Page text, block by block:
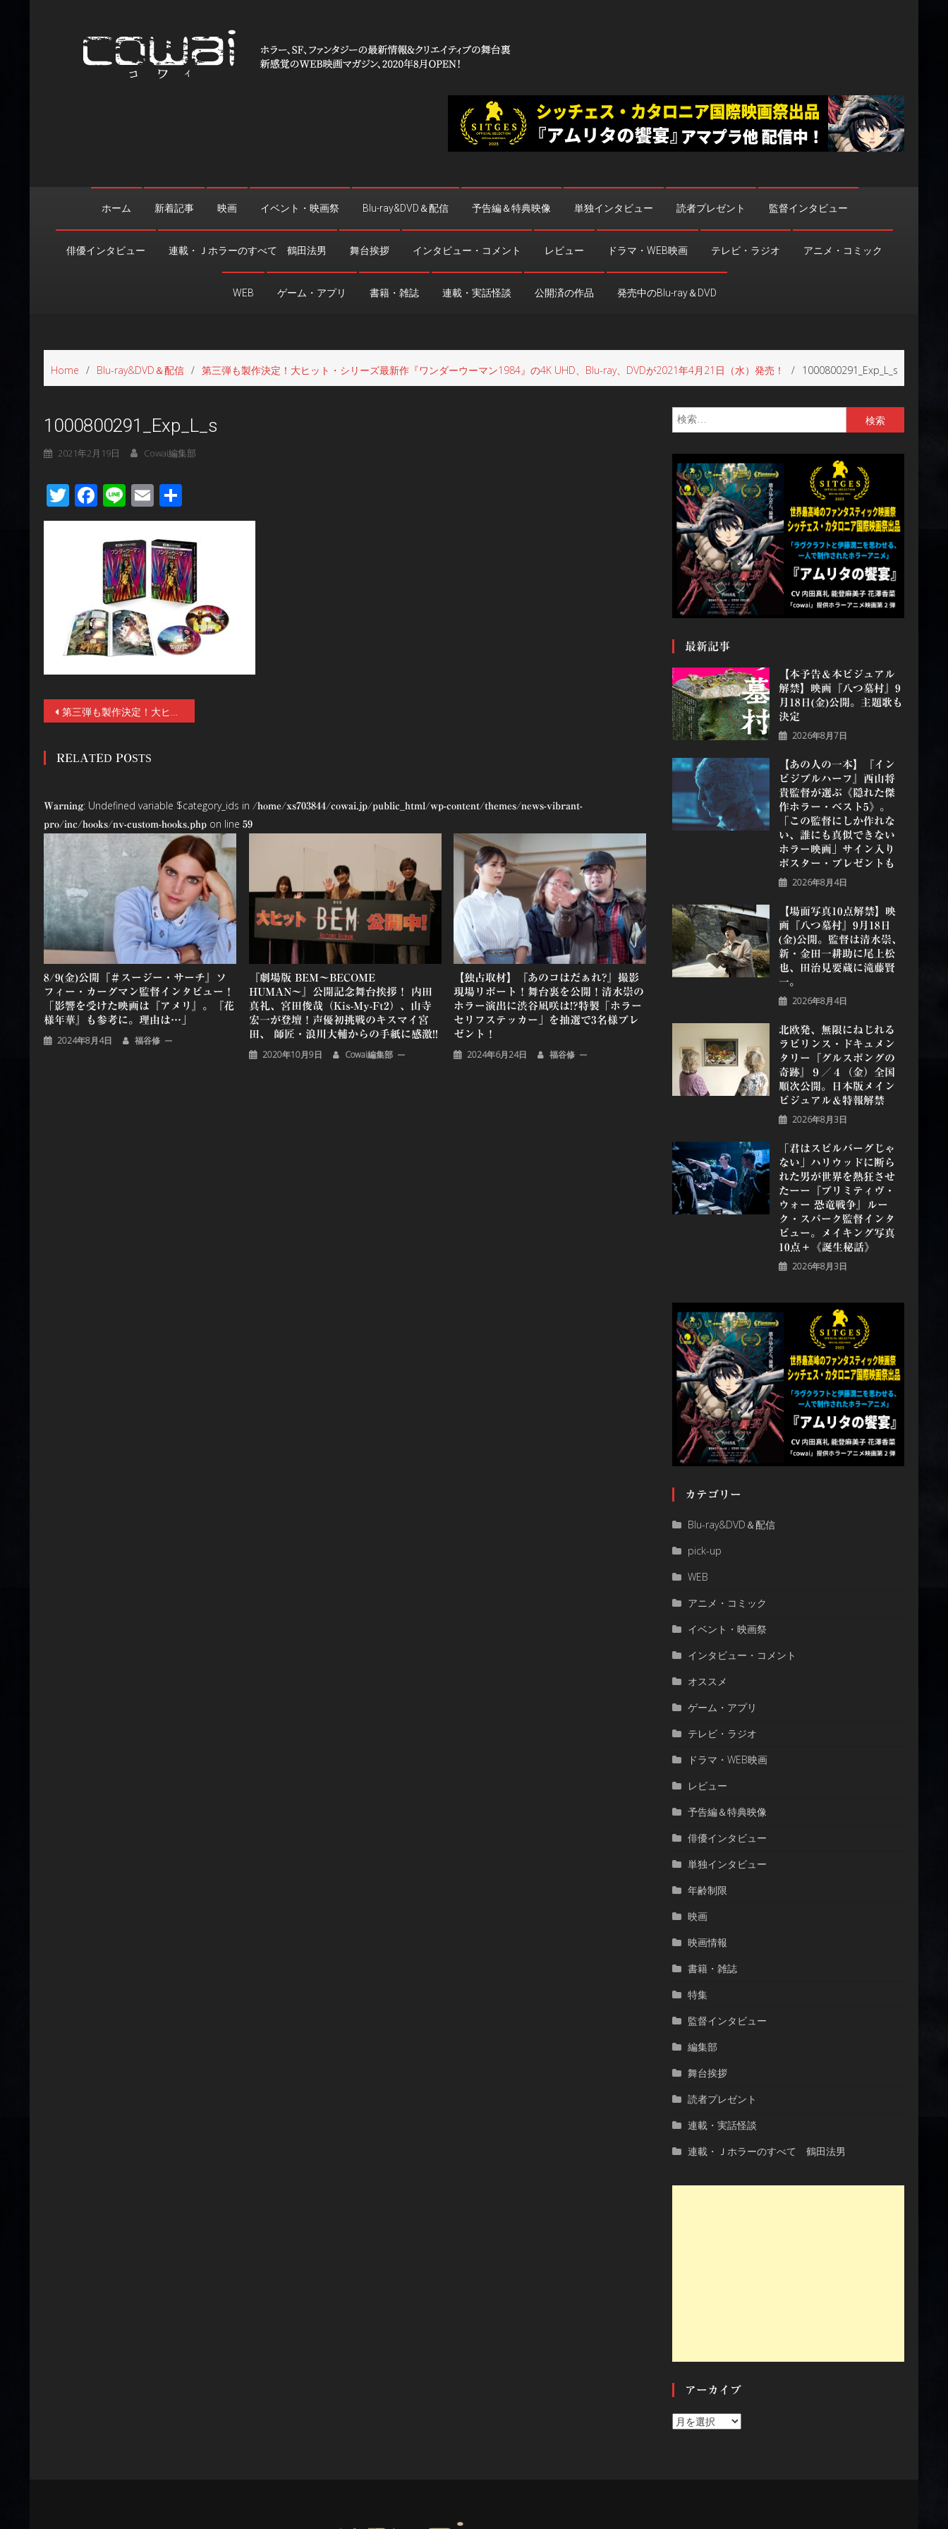
ホーム 新着記事 映画 イベント・映画祭 Blu-ray&DVD＆配信 予告編＆特典映像 単独インタビュー 読者プレゼント 監督インタビュー
俳優インタビュー 連載・Ｊホラーのすべて 鶴田法男 舞台挨拶 インタビュー・コメント レビュー ドラマ・WEB映画 テレビ・ラジオ アニメ・コミック
WEB ゲーム・アプリ 書籍・雑誌 連載・実話怪談 公開済の作品 発売中のBlu-ray＆DVD
Home Blu-ray&DVD＆配信 第三弾も製作決定！大ヒット・シリーズ最新作『ワンダーウーマン1984』の4K UHD、Blu-ray、DVDが2021年4月21日（水）発売！ 1000800291_Exp_L_s
1000800291_Exp_L_s
2021年2月19日 Cowai編集部
Twitter
Facebook
LineEmail
有
投
ナ
ゲ
ー
シ
ョ
ン
第三弾も製作決定！大ヒット・シリーズ最新作『ワンダーウーマン1984』の4K UHD、Blu-ray、DVDが2021年4月21日（水）発売！
RELATED POSTS
Warning: Undefined variable $category_ids in /home/xs703844/cowai.jp/public_html/wp-content/themes/news-vibrant-
pro/inc/hooks/nv-custom-hooks.php on line 59
8/9(金)公開『＃スージー・サーチ』ソ
フィー・カーグマン監督インタビュー！
「影響を受けた映画は『アメリ』。『花
様年華』も参考に。理由は…」
2024年8月4日 福谷修
『劇場版 BEM〜BECOME
HUMAN〜』公開記念舞台挨拶！ 内田
真礼、宮田俊哉（Kis-My-Ft2）、山寺
宏一が登壇！声優初挑戦のキスマイ宮
田、 師匠・浪川大輔からの手紙に感激!!
2020年10月9日 Cowai編集部
【独占取材】『あのコはだぁれ?』撮影
現場リポート！舞台裏を公開！清水崇の
ホラー演出に渋谷凪咲は!?特製「ホラー
セリフステッカー」を抽選で3名様プレ
ゼント！
2024年6月24日 福谷修
索:
最新記事
【本予告＆本ビジュアル
解禁】映画『八つ墓村』9
月18日(金)公開。主題歌も
決定
2026年8月7日
【あの人の一本】『イン
ビジブルハーフ』⻄⼭将
貴監督が選ぶ《隠れた傑
作ホラー・ベスト5》。
「この監督にしか作れな
い、誰にも真似できない
ホラー映画」サイン入り
ポスター・プレゼントも
2026年8月4日
【場面写真10点解禁】映
画『八つ墓村』9月18日
(金)公開。監督は清水崇、
新・金田一耕助に尾上松
也、田治見要蔵に滝藤賢
一。
2026年8月4日
北欧発、無限にねじれる
ラビリンス・ドキュメン
タリー『グルスポングの
奇跡』９／４（金）全国
順次公開。日本版メイン
ビジュアル＆特報解禁
2026年8月3日
「君はスピルバーグじゃ
ない」ハリウッドに断ら
れた男が世界を熱狂させ
たーー『プリミティヴ・
ウォー 恐⻯戦争』ルー
ク・スパーク監督インタ
ビュー。メイキング写真
10点＋《誕⽣秘話》
2026年8月3日
カテゴリー
Blu-ray&DVD＆配信
pick-up
WEB
アニメ・コミック
イベント・映画祭
インタビュー・コメント
オススメ
ゲーム・アプリ
テレビ・ラジオ
ドラマ・WEB映画
レビュー
予告編＆特典映像
俳優インタビュー
単独インタビュー
年齢制限
映画
映画情報
書籍・雑誌
特集
監督インタビュー
編集部
舞台挨拶
読者プレゼント
連載・実話怪談
連載・Ｊホラーのすべて 鶴田法男
アーカイブ
ア